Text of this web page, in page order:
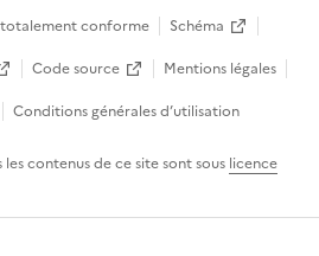
conforme
Schéma
Code source
Mentions légales
Conditions générales d’utilisation
contenus de ce site sont sous licence